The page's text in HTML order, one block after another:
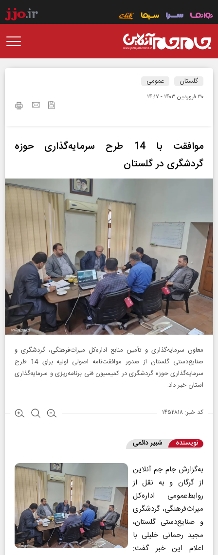
گلستان عمومی
۳۰ فروردين ۱۴۰۳ - ۱۴:۱۷
موافقت با 14 طرح سرمایه‌گذاری حوزه
گردشگری در گلستان
معاون سرمایه‌گذاری و تأمین منابع اداره‌کل میراث‌فرهنگی، گردشگری و
صنایع‌دستی گلستان از صدور موافقت‌نامه اصولی اولیه برای 14 طرح
سرمایه‌گذاری حوزه گردشگری در کمیسیون فنی برنامه‌ریزی و سرمایه‌گذاری
استان خبر داد.
کد خبر: ۱۴۵۲۸۱۸
نویسنده شبیر دائمی
به‌گزارش جام جم آنلاین
از گرگان و به نقل از
روابط‌عمومی اداره‌کل
میراث‌فرهنگی، گردشگری
و صنایع‌دستی گلستان،
مجید رحمانی خلیلی با
اعلام این خبر گفت: